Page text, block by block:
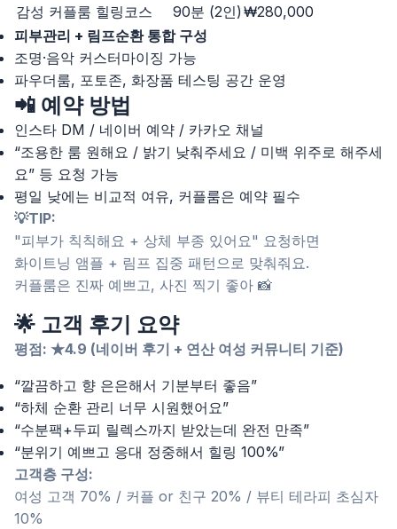
감성 커플룸 힐링코스
90분 (2인)₩280,000
피부관리 + 림프순환 통합 구성
조명·음악 커스터마이징 가능
파우더룸, 포토존, 화장품 테스팅 공간 운영
📲 예약 방법
인스타 DM / 네이버 예약 / 카카오 채널
“조용한 룸 원해요 / 밝기 낮춰주세요 / 미백 위주로 해주세
요” 등 요청 가능
평일 낮에는 비교적 여유, 커플룸은 예약 필수
💡TIP:
"피부가 칙칙해요 + 상체 부종 있어요" 요청하면
화이트닝 앰플 + 림프 집중 패턴으로 맞춰줘요.
커플룸은 진짜 예쁘고, 사진 찍기 좋아 📸
🌟 고객 후기 요약
평점: ★4.9 (네이버 후기 + 연산 여성 커뮤니티 기준)
“깔끔하고 향 은은해서 기분부터 좋음”
“하체 순환 관리 너무 시원했어요”
“수분팩+두피 릴렉스까지 받았는데 완전 만족”
“분위기 예쁘고 응대 정중해서 힐링 100%”
고객층 구성:
여성 고객 70% / 커플 or 친구 20% / 뷰티 테라피 초심자
10%